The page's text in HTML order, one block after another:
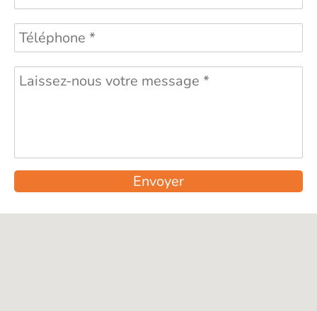
Envoyer